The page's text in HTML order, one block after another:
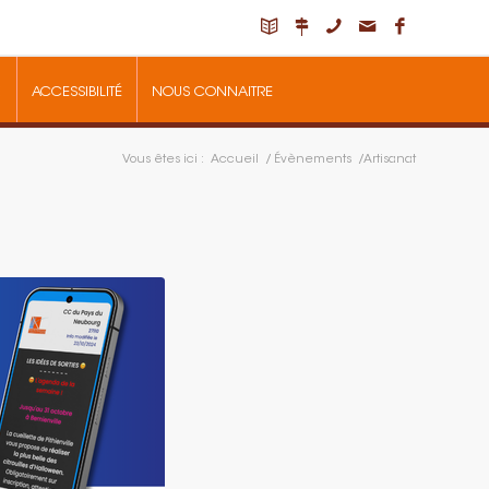
ACCESSIBILITÉ NOUS CONNAITRE
Vous êtes ici : Accueil / Évènements /Artisanat